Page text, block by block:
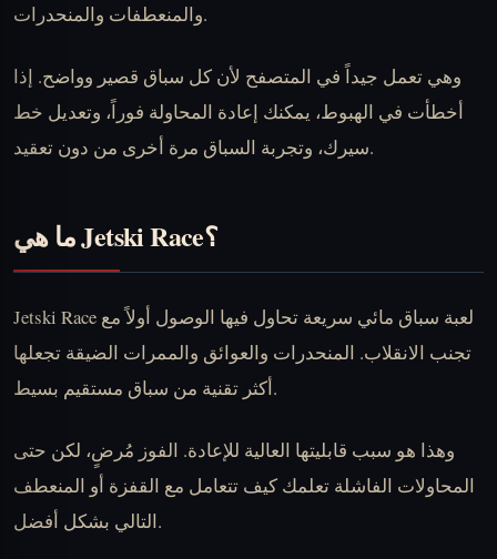
والمنعطفات والمنحدرات.
وهي تعمل جيداً في المتصفح لأن كل سباق قصير وواضح. إذا
أخطأت في الهبوط، يمكنك إعادة المحاولة فوراً، وتعديل خط
سيرك، وتجربة السباق مرة أخرى من دون تعقيد.
ما هي Jetski Race؟
Jetski Race لعبة سباق مائي سريعة تحاول فيها الوصول أولاً مع
تجنب الانقلاب. المنحدرات والعوائق والممرات الضيقة تجعلها
أكثر تقنية من سباق مستقيم بسيط.
وهذا هو سبب قابليتها العالية للإعادة. الفوز مُرضٍ، لكن حتى
المحاولات الفاشلة تعلمك كيف تتعامل مع القفزة أو المنعطف
التالي بشكل أفضل.